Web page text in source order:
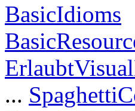
BasicIdioms
...